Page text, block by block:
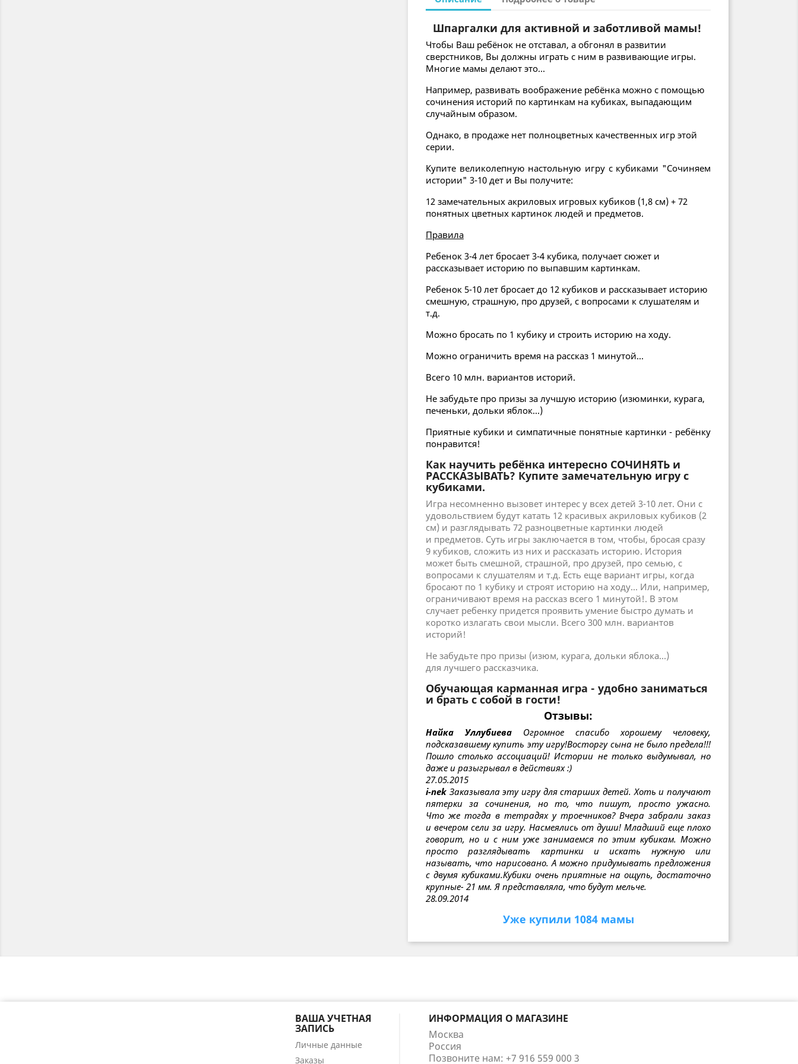
Шпаргалки для активной и заботливой мамы!
Чтобы Ваш ребёнок не отставал, а обгонял в развитии
сверстников, Вы должны играть с ним в развивающие игры.
Многие мамы делают это...
Например, развивать воображение ребёнка можно с помощью
сочинения историй по картинкам на кубиках, выпадающим
случайным образом.
Однако, в продаже нет полноцветных качественных игр этой
серии.
Купите великолепную настольную игру с кубиками "Сочиняем
истории" 3-10 дет и Вы получите:
12 замечательных акриловых игровых кубиков (1,8 см) + 72
понятных цветных картинок людей и предметов.
Правила
Ребенок 3-4 лет бросает 3-4 кубика, получает сюжет и
рассказывает историю по выпавшим картинкам.
Ребенок 5-10 лет бросает до 12 кубиков и рассказывает историю
смешную, страшную, про друзей, с вопросами к слушателям и
т.д.
Можно бросать по 1 кубику и строить историю на ходу.
Можно ограничить время на рассказ 1 минутой...
Всего 10 млн. вариантов историй.
Не забудьте про призы за лучшую историю (изюминки, курага,
печеньки, дольки яблок...)
Приятные кубики и симпатичные понятные картинки - ребёнку
понравится!
Как научить ребёнка интересно СОЧИНЯТЬ и
РАССКАЗЫВАТЬ? Купите замечательную игру с
кубиками.
Игра несомненно вызовет интерес у всех детей 3-10 лет. Они с
удовольствием будут катать 12 красивых акриловых кубиков (2
см) и разглядывать 72 разноцветные картинки людей
и предметов. Суть игры заключается в том, чтобы, бросая сразу
9 кубиков, сложить из них и рассказать историю. История
может быть смешной, страшной, про друзей, про семью, с
вопросами к слушателям и т.д. Есть еще вариант игры, когда
бросают по 1 кубику и строят историю на ходу... Или, например,
ограничивают время на рассказ всего 1 минутой!. В этом
случает ребенку придется проявить умение быстро думать и
коротко излагать свои мысли. Всего 300 млн. вариантов
историй!
Не забудьте про призы (изюм, курага, дольки яблока...)
для лучшего рассказчика.
Обучающая карманная игра - удобно заниматься
и брать с собой в гости!
Отзывы:
Найка Уллубиева Огромное спасибо хорошему человеку,
подсказавшему купить эту игру!Восторгу сына не было предела!!!
Пошло столько ассоциаций! Истории не только выдумывал, но
даже и разыгрывал в действиях :)
27.05.2015
i-nek Заказывала эту игру для старших детей. Хоть и получают
пятерки за сочинения, но то, что пишут, просто ужасно.
Что же тогда в тетрадях у троечников? Вчера забрали заказ
и вечером сели за игру. Насмеялись от души! Младший еще плохо
говорит, но и с ним уже занимаемся по этим кубикам. Можно
просто разглядывать картинки и искать нужную или
называть, что нарисовано. А можно придумывать предложения
с двумя кубиками.Кубики очень приятные на ощупь, достаточно
крупные- 21 мм. Я представляла, что будут мельче.
28.09.2014
Уже купили 1084 мамы
ВАША УЧЕТНАЯ
ЗАПИСЬ
Личные данные
Заказы
ИНФОРМАЦИЯ О МАГАЗИНЕ
Москва
Россия
Позвоните нам: +7 916 559 000 3